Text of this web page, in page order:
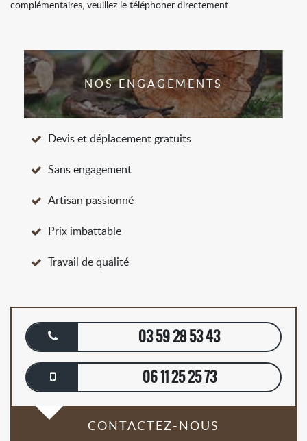
complémentaires, veuillez le téléphoner directement.
NOS ENGAGEMENTS
Devis et déplacement gratuits
Sans engagement
Artisan passionné
Prix imbattable
Travail de qualité
03 59 28 53 43
06 11 25 25 73
CONTACTEZ-NOUS